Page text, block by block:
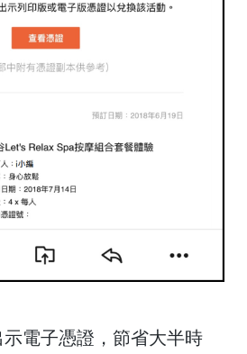
電子憑證，節省大半時